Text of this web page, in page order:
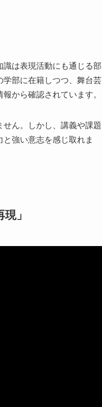
は表現活動にも通じる部
部に在籍しつつ、舞台芸
から確認されています。
ん。しかし、講義や課題
強い意志を感じ取れま
」